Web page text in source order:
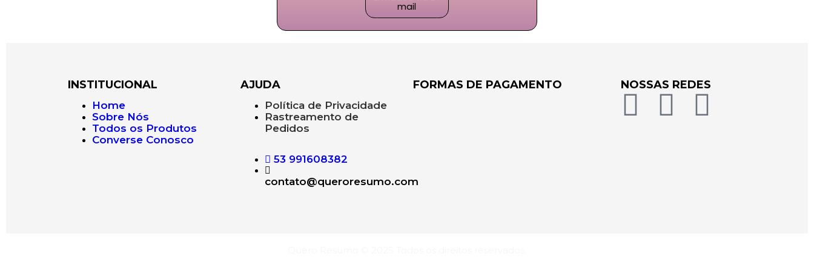
mail
INSTITUCIONAL
Home
Sobre Nós
Todos os Produtos
Converse Conosco
AJUDA
Política de Privacidade
Rastreamento de
Pedidos
53 991608382
contato@queroresumo.com
FORMAS DE PAGAMENTO NOSSAS REDES